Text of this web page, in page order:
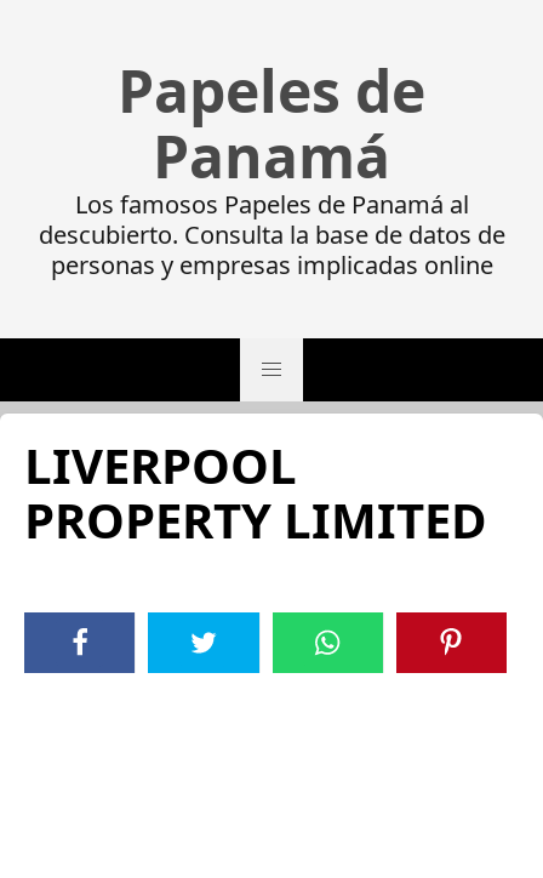
Papeles de
Panamá
Los famosos Papeles de Panamá al
descubierto. Consulta la base de datos de
personas y empresas implicadas online
LIVERPOOL
PROPERTY LIMITED